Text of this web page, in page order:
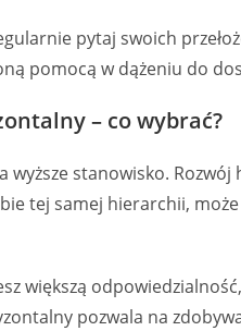
pytaj swoich
pomocą w dążeniu do
– co wybrać?
wyższe stanowisko.
tej samej hierarchii,
większą
pozwala na